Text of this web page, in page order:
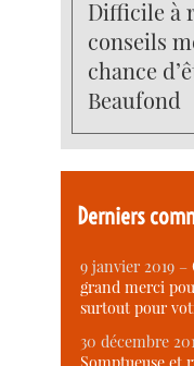
Difficile à
conseils
chance
Beaufond
Derniers
9 janvier 2019 –
grand merci
surtout pour
30 décembre
Somptueuse et